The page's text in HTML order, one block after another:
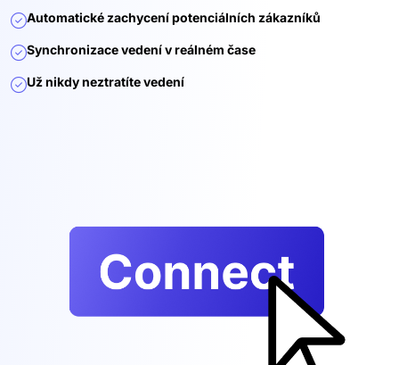
Automatické zachycení potenciálních zákazníků
Synchronizace vedení v reálném čase
Už nikdy neztratíte vedení